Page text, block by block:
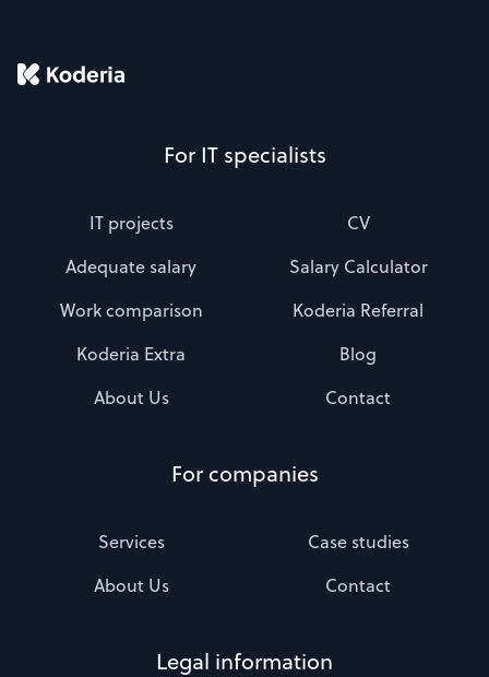
For IT specialists
IT projects
CV
Adequate salary
Salary Calculator
Work comparison
Koderia Referral
Koderia Extra
Blog
About Us
Contact
For companies
Services
Case studies
About Us
Contact
Legal information